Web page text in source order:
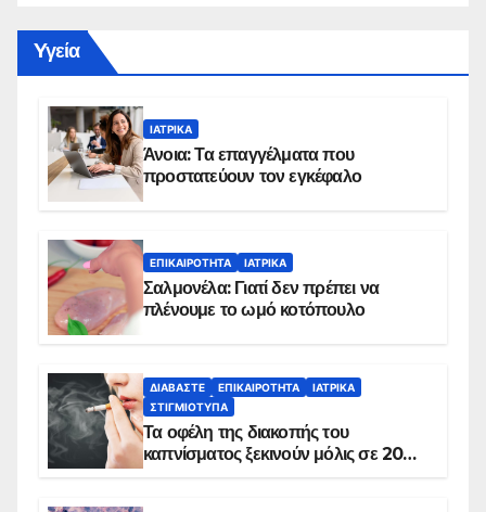
Yγεία
ΙΑΤΡΙΚΆ
Άνοια: Τα επαγγέλματα που
προστατεύουν τον εγκέφαλο
ΕΠΙΚΑΙΡΌΤΗΤΑ ΙΑΤΡΙΚΆ
Σαλμονέλα: Γιατί δεν πρέπει να
πλένουμε το ωμό κοτόπουλο
ΔΙΑΒΆΣΤΕ ΕΠΙΚΑΙΡΌΤΗΤΑ
ΙΑΤΡΙΚΆ
ΣΤΙΓΜΙΌΤΥΠΑ
Τα οφέλη της διακοπής του
καπνίσματος ξεκινούν μόλις σε 20